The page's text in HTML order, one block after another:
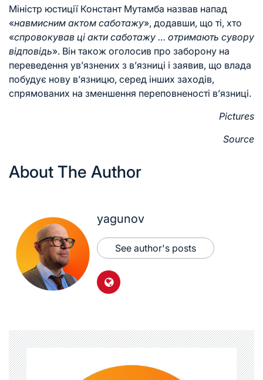
Міністр юстиції Констант Мутамба назвав напад
«навмисним актом саботажу», додавши, що ті, хто
«спровокував ці акти саботажу … отримають сувору
відповідь». Він також оголосив про заборону на
переведення ув’язнених з в’язниці і заявив, що влада
побудує нову в’язницю, серед інших заходів,
спрямованих на зменшення переповненості в’язниці.
Pictures
Source
About The Author
yagunov
See author's posts